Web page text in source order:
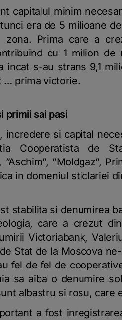
capitalul minim
era de 5 milioane
zona. Prima care a
cu 1 milion
incat s-au strans 9,1
… prima victorie.
primii sai pasi
incredere si capital
Cooperatista de Stat
”Aschim”, ”Moldgaz”,
in domeniul sticlariei
stabilita si denumirea
care a crezut
Victoriabank,
Stat de la Moscova
fel de fel de
sa aiba o denumire
albastru si rosu, care
a fost